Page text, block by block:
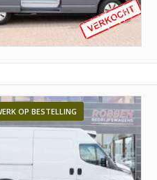
OP BESTELLING